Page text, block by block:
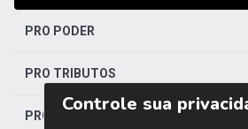
PRO PODER
PRO TRIBUTOS
PRO TRABALHISTA